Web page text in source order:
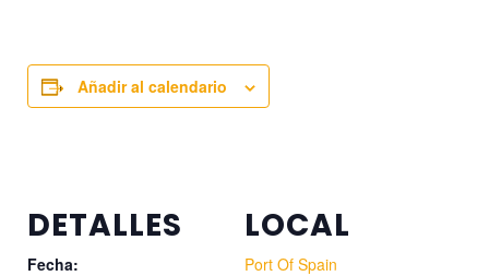
Añadir al calendario
DETALLES
Fecha:
LOCAL
Port Of Spain